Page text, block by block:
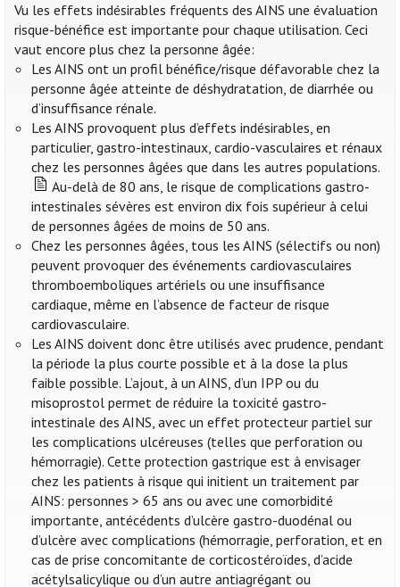
Vu les effets indésirables fréquents des AINS une évaluation
risque-bénéfice est importante pour chaque utilisation. Ceci
vaut encore plus chez la personne âgée:
Les AINS ont un profil bénéfice/risque défavorable chez la
personne âgée atteinte de déshydratation, de diarrhée ou
d’insuffisance rénale.
Les AINS provoquent plus d’effets indésirables, en
particulier, gastro-intestinaux, cardio-vasculaires et rénaux
chez les personnes âgées que dans les autres populations.
Au-delà de 80 ans, le risque de complications gastro-
intestinales sévères est environ dix fois supérieur à celui
de personnes âgées de moins de 50 ans.
Chez les personnes âgées, tous les AINS (sélectifs ou non)
peuvent provoquer des événements cardiovasculaires
thromboemboliques artériels ou une insuffisance
cardiaque, même en l’absence de facteur de risque
cardiovasculaire.
Les AINS doivent donc être utilisés avec prudence, pendant
la période la plus courte possible et à la dose la plus
faible possible. L’ajout, à un AINS, d’un IPP ou du
misoprostol permet de réduire la toxicité gastro-
intestinale des AINS, avec un effet protecteur partiel sur
les complications ulcéreuses (telles que perforation ou
hémorragie). Cette protection gastrique est à envisager
chez les patients à risque qui initient un traitement par
AINS: personnes > 65 ans ou avec une comorbidité
importante, antécédents d’ulcère gastro-duodénal ou
d’ulcère avec complications (hémorragie, perforation, et en
cas de prise concomitante de corticostéroïdes, d’acide
acétylsalicylique ou d’un autre antiagrégant ou